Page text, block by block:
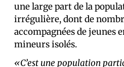
une large part de la
irrégulière, dont de
accompagnées de jeunes
mineurs isolés.
«C’est une population